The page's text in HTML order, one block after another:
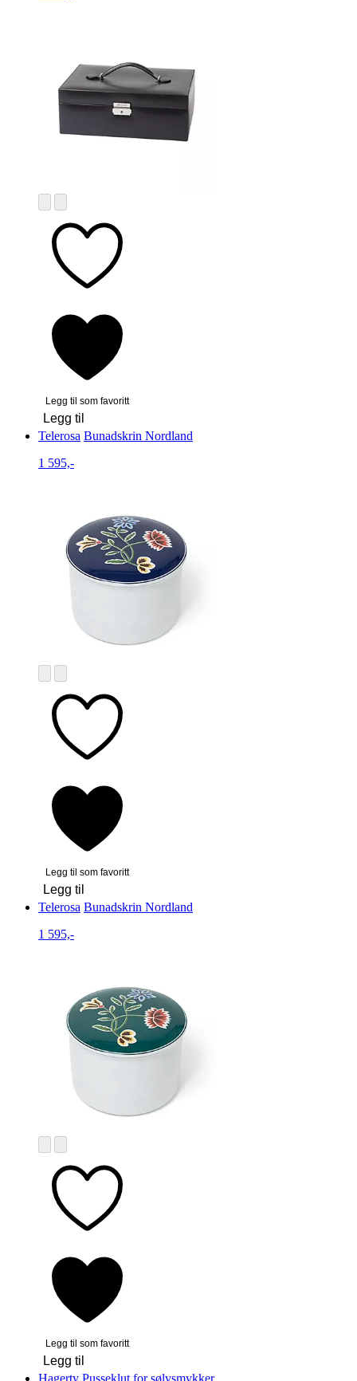
Legg til som favoritt
Legg til
Telerosa Bunadskrin Nordland
1 595,-
Legg til som favoritt
Legg til
Telerosa Bunadskrin Nordland
1 595,-
Legg til som favoritt
Legg til